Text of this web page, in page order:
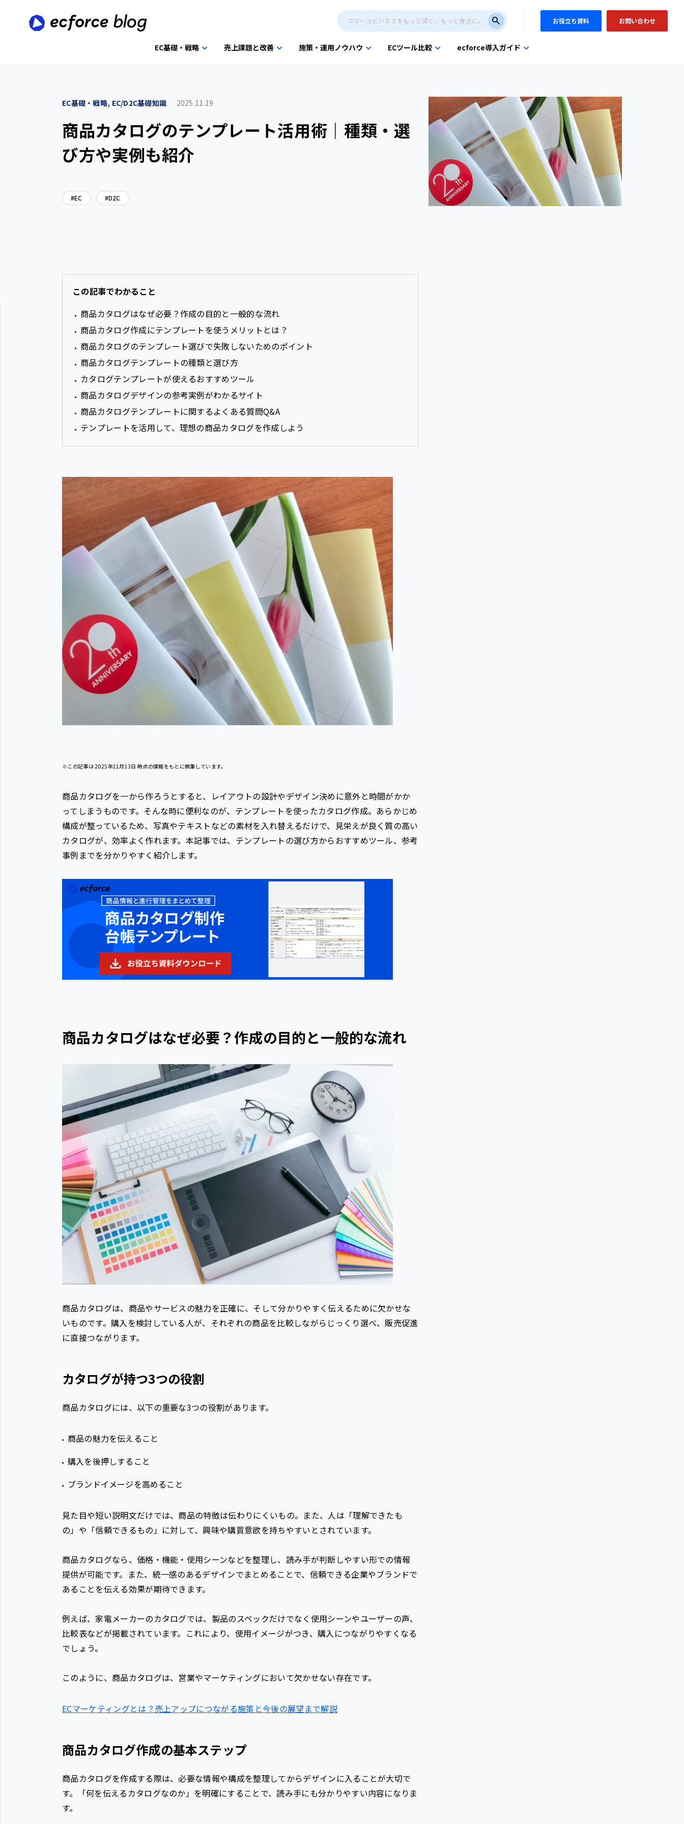
search お役立ち資料 お問い合わせ
EC基礎・戦略 売上課題と改善 施策・運用ノウハウ ECツール比較 ecforce導入ガイド
EC基礎・戦略, EC/D2C基礎知識 2025.11.19
商品カタログのテンプレート活用術｜種類・選
び方や実例も紹介
EC D2C
この記事でわかること
商品カタログはなぜ必要？作成の目的と一般的な流れ
商品カタログ作成にテンプレートを使うメリットとは？
商品カタログのテンプレート選びで失敗しないためのポイント
商品カタログテンプレートの種類と選び方
カタログテンプレートが使えるおすすめツール
商品カタログデザインの参考実例がわかるサイト
商品カタログテンプレートに関するよくある質問Q&A
テンプレートを活用して、理想の商品カタログを作成しよう
※この記事は2025年11月13日 時点の情報をもとに執筆しています。
商品カタログを一から作ろうとすると、レイアウトの設計やデザイン決めに意外と時間がかか
ってしまうものです。そんな時に便利なのが、テンプレートを使ったカタログ作成。あらかじめ
構成が整っているため、写真やテキストなどの素材を入れ替えるだけで、見栄えが良く質の高い
カタログが、効率よく作れます。本記事では、テンプレートの選び方からおすすめツール、参考
事例までを分かりやすく紹介します。
商品カタログはなぜ必要？作成の目的と一般的な流れ
商品カタログは、商品やサービスの魅力を正確に、そして分かりやすく伝えるために欠かせな
いものです。購入を検討している人が、それぞれの商品を比較しながらじっくり選べ、販売促進
に直接つながります。
カタログが持つ3つの役割
商品カタログには、以下の重要な3つの役割があります。
商品の魅力を伝えること
購入を後押しすること
ブランドイメージを高めること
見た目や短い説明文だけでは、商品の特徴は伝わりにくいもの。また、人は「理解できたも
の」や「信頼できるもの」に対して、興味や購買意欲を持ちやすいとされています。
商品カタログなら、価格・機能・使用シーンなどを整理し、読み手が判断しやすい形での情報
提供が可能です。また、統一感のあるデザインでまとめることで、信頼できる企業やブランドで
あることを伝える効果が期待できます。
例えば、家電メーカーのカタログでは、製品のスペックだけでなく使用シーンやユーザーの声、
比較表などが掲載されています。これにより、使用イメージがつき、購入につながりやすくなる
でしょう。
このように、商品カタログは、営業やマーケティングにおいて欠かせない存在です。
ECマーケティングとは？売上アップにつながる施策と今後の展望まで解説
商品カタログ作成の基本ステップ
商品カタログを作成する際は、必要な情報や構成を整理してからデザインに入ることが大切で
す。「何を伝えるカタログなのか」を明確にすることで、読み手にも分かりやすい内容になりま
す。